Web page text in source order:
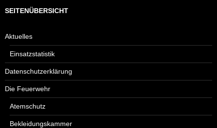
SEITENÜBERSICHT
Aktuelles
Einsatzstatistik
Datenschutzerklärung
Die Feuerwehr
Atemschutz
Bekleidungskammer